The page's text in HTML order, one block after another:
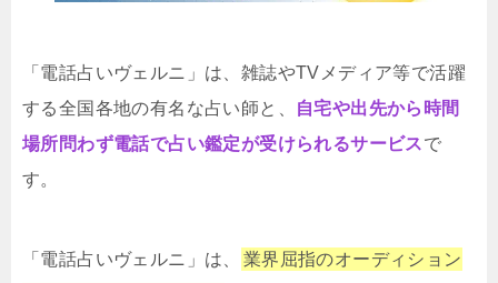
「電話占いヴェルニ」は、雑誌やTVメディア等で活躍
する全国各地の有名な占い師と、
自宅や出先から時間
場所問わず電話で占い鑑定が受けられるサービスで
す。
「電話占いヴェルニ」は、
業界屈指のオーディション